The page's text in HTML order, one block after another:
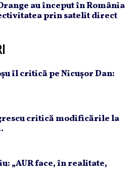
au început în România
prin satelit direct
îl critică pe Nicuşor Dan:
critică modificările la
„AUR face, în realitate,